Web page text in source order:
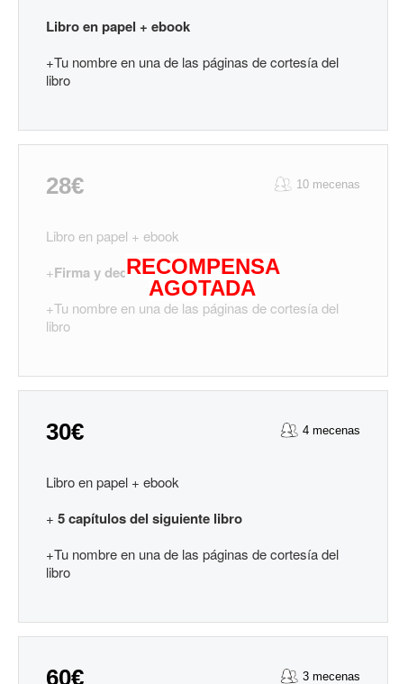
Libro en papel + ebook
+Tu nombre en una de las páginas de cortesía del
libro
28€ 10 mecenas
Libro en papel + ebook
+Firma y dedicatoriadel autor
+Tu nombre en una de las páginas de cortesía del
libro
RECOMPENSA
AGOTADA
30€ 4 mecenas
Libro en papel + ebook
+ 5 capítulos del siguiente libro
+Tu nombre en una de las páginas de cortesía del
libro
60€ 3 mecenas